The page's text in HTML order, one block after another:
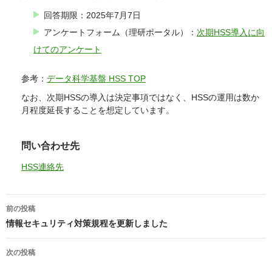
回答期限：2025年7月7日
アンケートフォーム（理研ポータル）： 次期HSS導入に向
けてのアンケート
参考： データ科学基盤 HSS TOP
なお、次期HSSの導入は決定事項ではなく、HSSの運用は数か
月程度延長することを想定しています。
問い合わせ先
HSS連絡先
投
稿
ナ
前の投稿
情報セキュリティ対策規程を更新しました
次の投稿